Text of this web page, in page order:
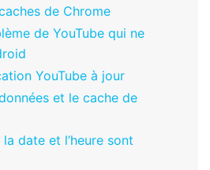
de Chrome
de YouTube qui ne
YouTube à jour
et le cache de
la date et l’heure sont